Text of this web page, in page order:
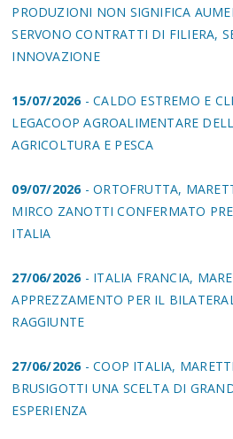
PRODUZIONI NON SIGNIFICA
SERVONO CONTRATTI DI FILIERA,
INNOVAZIONE
15/07/2026- CALDO ESTREMO E
LEGACOOP AGROALIMENTARE
AGRICOLTURA E PESCA
09/07/2026- ORTOFRUTTA,
MIRCO ZANOTTI CONFERMATO
ITALIA
27/06/2026- ITALIA FRANCIA,
APPREZZAMENTO PER IL
RAGGIUNTE
27/06/2026- COOP ITALIA,
BRUSIGOTTI UNA SCELTA DI
ESPERIENZA